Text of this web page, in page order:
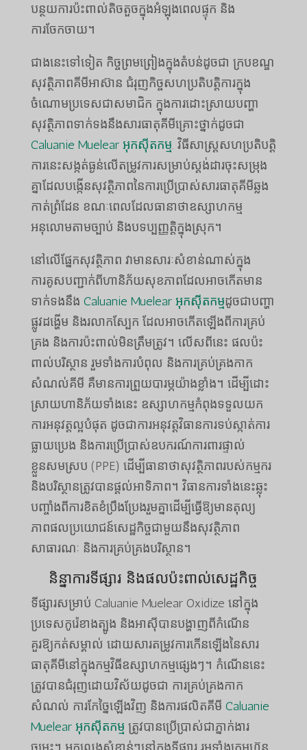
បន្ថយការប៉ះពាល់តិចតួចក្នុងអំឡុងពេលផ្ទុក និង
ការចែកចាយ។
ជាងនេះទៅទៀត កិច្ចព្រមព្រៀងក្នុងតំបន់ដូចជា ក្របខណ្ឌ
សុវត្ថិភាពគីមីអាស៊ាន ជំរុញកិច្ចសហប្រតិបត្តិការក្នុង
ចំណោមប្រទេសជាសមាជិក ក្នុងការដោះស្រាយបញ្ហា
សុវត្ថិភាពទាក់ទងនឹងសារធាតុគីមីគ្រោះថ្នាក់ដូចជា
Caluanie Muelear អុកស៊ីតកម្ម. វិធីសាស្រ្តសហប្រតិបត្តិ
ការនេះសង្កត់ធ្ងន់លើតម្រូវការសម្រាប់ស្តង់ដារចុះសម្រុង
គ្នាដែលបង្កើនសុវត្ថិភាពនៃការប្រើប្រាស់សារធាតុគីមីឆ្លង
កាត់ព្រំដែន ខណៈពេលដែលធានាថាឧស្សាហកម្ម
អនុលោមតាមច្បាប់ និងបទប្បញ្ញត្តិក្នុងស្រុក។
នៅលើផ្នែកសុវត្ថិភាព វាមានសារៈសំខាន់ណាស់ក្នុង
ការគូសបញ្ជាក់ពីហានិភ័យសុខភាពដែលអាចកើតមាន
ទាក់ទងនឹង Caluanie Muelear អុកស៊ីតកម្មដូចជាបញ្ហា
ផ្លូវដង្ហើម និងរលាកស្បែក ដែលអាចកើតឡើងពីការគ្រប់
គ្រង និងការប៉ះពាល់មិនត្រឹមត្រូវ។ លើសពីនេះ ផលប៉ះ
ពាល់បរិស្ថាន រួមទាំងការបំពុល និងការគ្រប់គ្រងកាក
សំណល់គីមី គឺមានការព្រួយបារម្ភយ៉ាងខ្លាំង។ ដើម្បីដោះ
ស្រាយហានិភ័យទាំងនេះ ឧស្សាហកម្មកំពុងទទួលយក
ការអនុវត្តល្អបំផុត ដូចជាការអនុវត្តវិធានការទប់ស្កាត់ការ
ធ្លាយប្រេង និងការប្រើប្រាស់ឧបករណ៍ការពារផ្ទាល់
ខ្លួនសមស្រប (PPE) ដើម្បីធានាថាសុវត្ថិភាពរបស់កម្មករ
និងបរិស្ថានត្រូវបានផ្តល់អាទិភាព។ វិធានការទាំងនេះឆ្លុះ
បញ្ចាំងពីការខិតខំប្រឹងប្រែងរួមគ្នាដើម្បីធ្វើឱ្យមានតុល្យ
ភាពផលប្រយោជន៍សេដ្ឋកិច្ចជាមួយនឹងសុវត្ថិភាព
សាធារណៈ និងការគ្រប់គ្រងបរិស្ថាន។
និន្នាការទីផ្សារ និងផលប៉ះពាល់សេដ្ឋកិច្ច
ទីផ្សារសម្រាប់ Caluanie Muelear Oxidize នៅក្នុង
ប្រទេសកូរ៉េខាងត្បូង និងអាស៊ីបានបង្ហាញពីកំណើន
គួរឱ្យកត់សម្គាល់ ដោយសារតម្រូវការកើនឡើងនៃសារ
ធាតុគីមីនៅក្នុងកម្មវិធីឧស្សាហកម្មផ្សេងៗ។ កំណើននេះ
ត្រូវបានជំរុញដោយវិស័យដូចជា ការគ្រប់គ្រងកាក
សំណល់ ការកែច្នៃឡើងវិញ និងការផលិតគីមី Caluanie
Muelear អុកស៊ីតកម្ម ត្រូវបានប្រើប្រាស់ជាភ្នាក់ងារ